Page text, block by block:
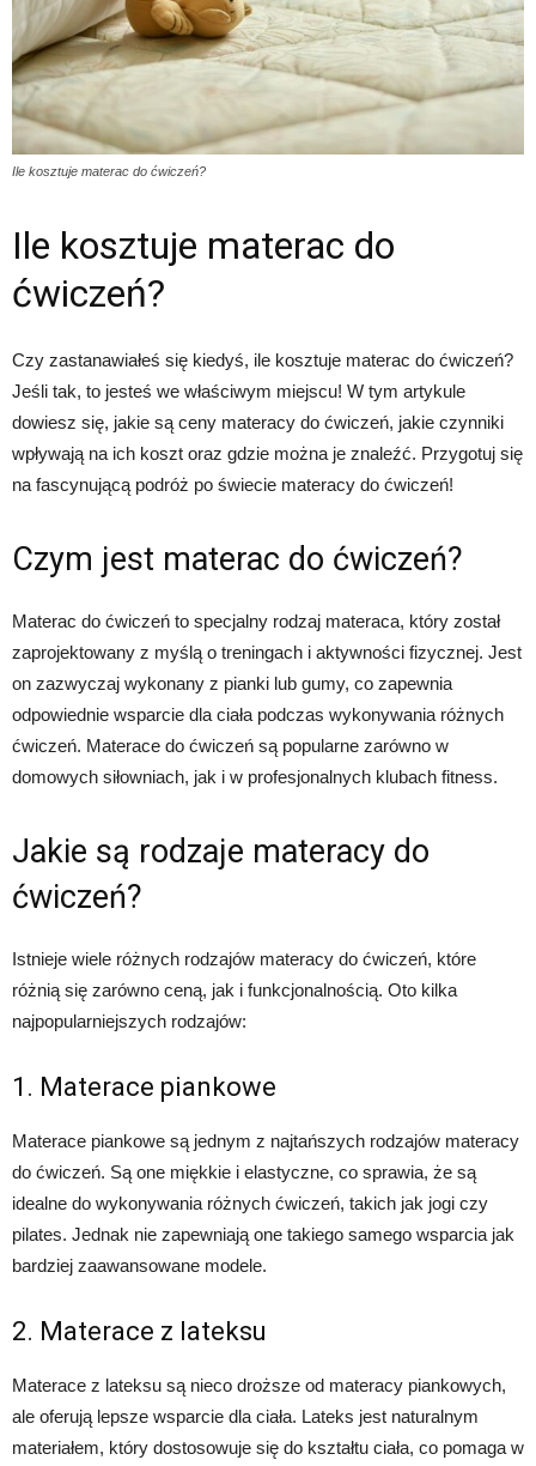
Ile kosztuje materac do ćwiczeń?
Ile kosztuje materac do
ćwiczeń?
Czy zastanawiałeś się kiedyś, ile kosztuje materac do ćwiczeń?
Jeśli tak, to jesteś we właściwym miejscu! W tym artykule
dowiesz się, jakie są ceny materacy do ćwiczeń, jakie czynniki
wpływają na ich koszt oraz gdzie można je znaleźć. Przygotuj się
na fascynującą podróż po świecie materacy do ćwiczeń!
Czym jest materac do ćwiczeń?
Materac do ćwiczeń to specjalny rodzaj materaca, który został
zaprojektowany z myślą o treningach i aktywności fizycznej. Jest
on zazwyczaj wykonany z pianki lub gumy, co zapewnia
odpowiednie wsparcie dla ciała podczas wykonywania różnych
ćwiczeń. Materace do ćwiczeń są popularne zarówno w
domowych siłowniach, jak i w profesjonalnych klubach fitness.
Jakie są rodzaje materacy do
ćwiczeń?
Istnieje wiele różnych rodzajów materacy do ćwiczeń, które
różnią się zarówno ceną, jak i funkcjonalnością. Oto kilka
najpopularniejszych rodzajów:
1. Materace piankowe
Materace piankowe są jednym z najtańszych rodzajów materacy
do ćwiczeń. Są one miękkie i elastyczne, co sprawia, że są
idealne do wykonywania różnych ćwiczeń, takich jak jogi czy
pilates. Jednak nie zapewniają one takiego samego wsparcia jak
bardziej zaawansowane modele.
2. Materace z lateksu
Materace z lateksu są nieco droższe od materacy piankowych,
ale oferują lepsze wsparcie dla ciała. Lateks jest naturalnym
materiałem, który dostosowuje się do kształtu ciała, co pomaga w